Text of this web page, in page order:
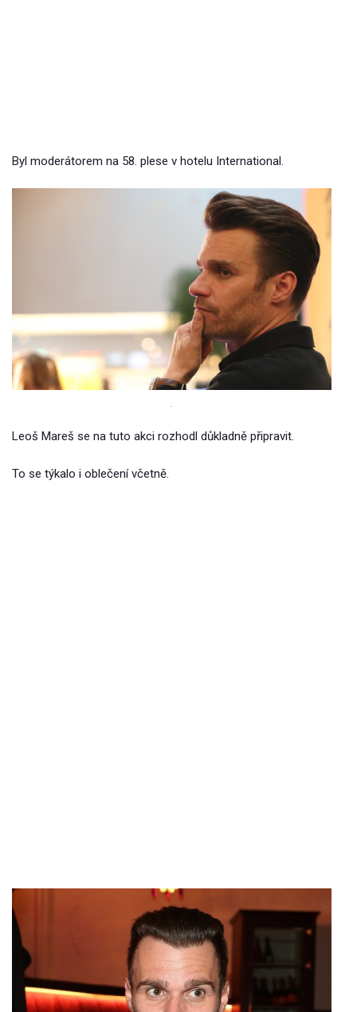
Byl moderátorem na 58. plese v hotelu International.
.
Leoš Mareš se na tuto akci rozhodl důkladně připravit.
To se týkalo i oblečení včetně.